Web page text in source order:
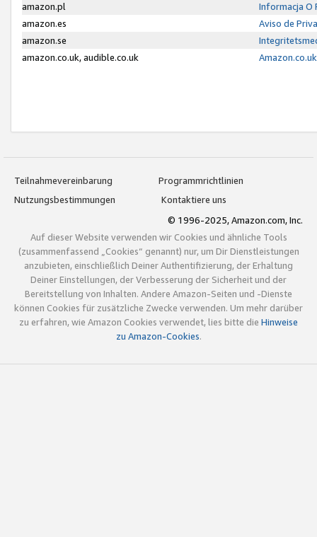
amazon.pl
Informacja O
amazon.es
Aviso de
amazon.se
amazon.co.uk, audible.co.uk
Teilnahmevereinbarung
Programmrichtlinien
Nutzungsbestimmungen
Kontaktiere uns
© 1996-2025, Amazon.com, Inc.
Auf dieser Website verwenden wir Cookies und ähnliche Tools
(zusammenfassend „Cookies“ genannt) nur, um Dir Dienstleistungen
anzubieten, einschließlich Deiner Authentifizierung, der Erhaltung
Deiner Einstellungen, der Verbesserung der Sicherheit und der
Bereitstellung von Inhalten. Andere Amazon-Seiten und -Dienste
können Cookies für zusätzliche Zwecke verwenden. Um mehr darüber
zu erfahren, wie Amazon Cookies verwendet, lies bitte die Hinweise
zu Amazon-Cookies.